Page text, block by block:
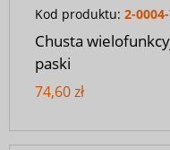
Kod produktu: 2-
Chusta
paski
74,60 zł